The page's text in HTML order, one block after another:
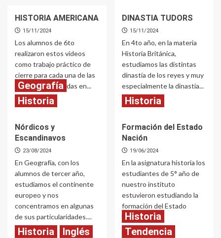
ROMANS
Compilado
de
Puertas
Abiertas
2024
HISTORIA AMERICANA
15/11/2024
Los alumnos de 6to
realizaron estos videos
como trabajo práctico de
cierre para cada una de las
Unidades trabajadas en...
Seguir leyendo
AMERICANA
DINASTIA TUDORS
15/11/2024
En 4to año, en la materia
Historia Británica,
estudiamos las distintas
dinastía de los reyes y muy
especialmente la dinastía...
Seguir leyendo
DINASTIA
Geografía
Historia
Nórdicos y
Escandinavos
23/08/2024
En Geografía, con los
alumnos de tercer año,
estudiamos el continente
europeo y nos
concentramos en algunas
de sus particularidades....
Seguir leyendo
Read
Historia
Formación del Estado
Nación
19/06/2024
En la asignatura historia los
estudiantes de 5° año de
nuestro instituto
estuvieron estudiando la
formación del Estado
Nación que...
Seguir leyendoRead
Historia Inglés
Historia
Tendencia